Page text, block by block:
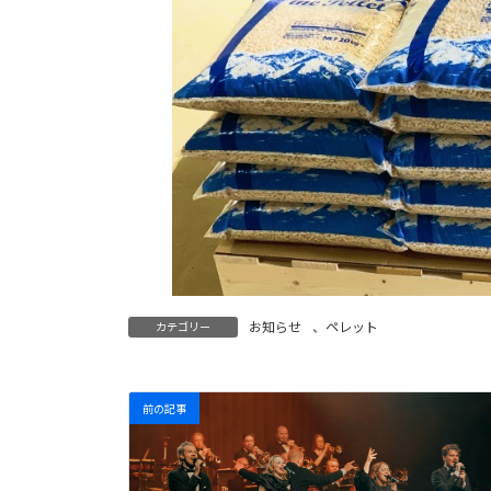
カテゴリー お知らせ 、 ペレット
前の記事